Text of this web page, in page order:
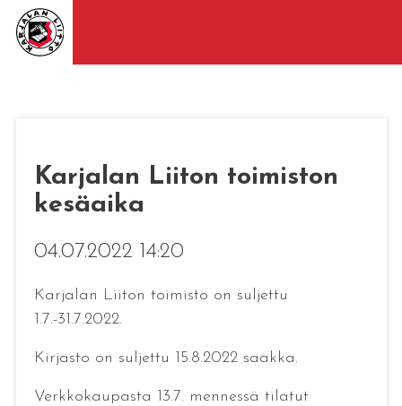
Karjalan Liiton toimiston
kesäaika
04.07.2022 14:20
Karjalan Liiton toimisto on suljettu
1.7.-31.7.2022.
Kirjasto on suljettu 15.8.2022 saakka.
Verkkokaupasta 13.7. mennessä tilatut